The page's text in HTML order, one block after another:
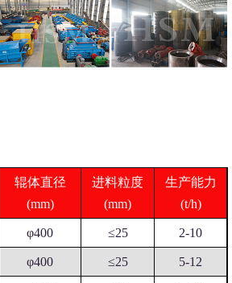
辊体直径
(mm)
进料粒度
(mm)
生产能力
(t/h)
φ400 ≤25 2-10
φ400 ≤25 5-12